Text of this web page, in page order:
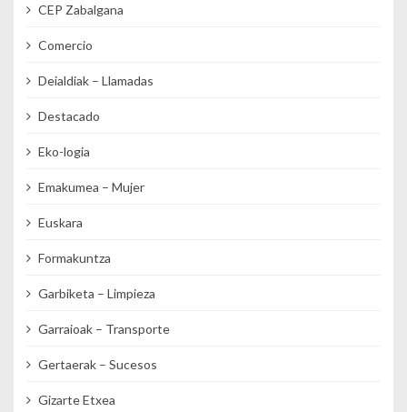
CEP Zabalgana
Comercio
Deialdiak – Llamadas
Destacado
Eko-logia
Emakumea – Mujer
Euskara
Formakuntza
Garbiketa – Limpieza
Garraioak – Transporte
Gertaerak – Sucesos
Gizarte Etxea